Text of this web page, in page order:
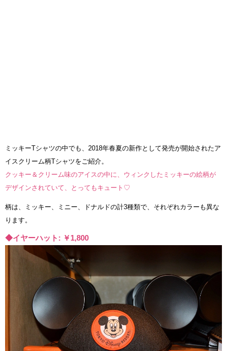
ミッキーTシャツの中でも、2018年春夏の新作として発売が開始されたア
イスクリーム柄Tシャツをご紹介。
クッキー＆クリーム味のアイスの中に、ウィンクしたミッキーの絵柄が
デザインされていて、とってもキュート♡
柄は、ミッキー、ミニー、ドナルドの計3種類で、それぞれカラーも異な
ります。
◆イヤーハット: ￥1,800